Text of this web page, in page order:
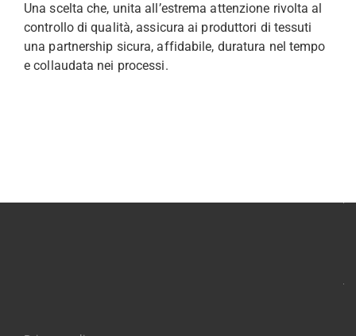
Una scelta che, unita all’estrema attenzione rivolta al
controllo di qualità, assicura ai produttori di tessuti
una partnership sicura, affidabile, duratura nel tempo
e collaudata nei processi.